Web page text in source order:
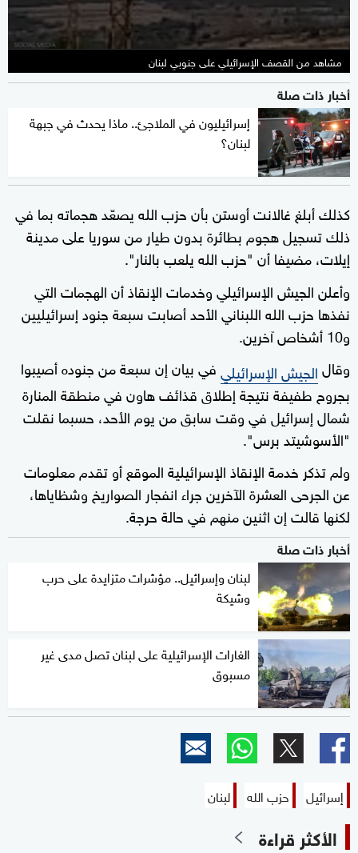
مشاهد من القصف الإسرائيلي على جنوبي لبنان
أخبار ذات صلة
إسرائيليون في الملاجئ.. ماذا يحدث في جبهة
لبنان؟
كذلك أبلغ غالانت أوستن بأن حزب الله يصعّد هجماته بما في
ذلك تسجيل هجوم بطائرة بدون طيار من سوريا على مدينة
إيلات، مضيفا أن "حزب الله يلعب بالنار".
وأعلن الجيش الإسرائيلي وخدمات الإنقاذ أن الهجمات التي
نفذها حزب الله اللبناني الأحد أصابت سبعة جنود إسرائيليين
و10 أشخاص آخرين.
وقالالجيش الإسرائيليفي بيان إن سبعة من جنوده أصيبوا
بجروح طفيفة نتيجة إطلاق قذائف هاون في منطقة المنارة
شمال إسرائيل في وقت سابق من يوم الأحد، حسبما نقلت
"الأسوشيتد برس".
ولم تذكر خدمة الإنقاذ الإسرائيلية الموقع أو تقدم معلومات
عن الجرحى العشرة الآخرين جراء انفجار الصواريخ وشظاياها،
لكنها قالت إن اثنين منهم في حالة حرجة.
أخبار ذات صلة
لبنان وإسرائيل.. مؤشرات متزايدة على حرب
وشيكة
الغارات الإسرائيلية على لبنان تصل مدى غير
مسبوق
إسرائيل حزب الله لبنان
الأكثر قراءة